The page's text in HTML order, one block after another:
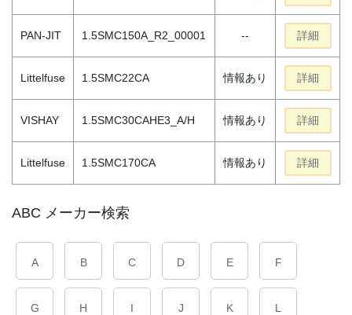
PAN-JIT 1.5SMC150A_R2_00001 -- 詳細
Littelfuse 1.5SMC22CA 情報あり 詳細
VISHAY 1.5SMC30CAHE3_A/H 情報あり 詳細
Littelfuse 1.5SMC170CA 情報あり 詳細
ABC メーカー検索
A B C D E F
G H I J K L